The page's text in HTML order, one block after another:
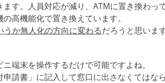
す。人員対応が減り、ATMに置き換わっ
高機能化で置き換えています。
か無人化の方向に変わるだろうと思いま
端末を操作するだけで可能ですよね。
請書」に記入して窓口に出さなくてはな